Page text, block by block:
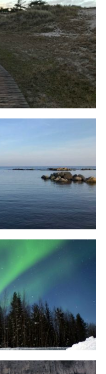
2019
2018
Jagd
2018